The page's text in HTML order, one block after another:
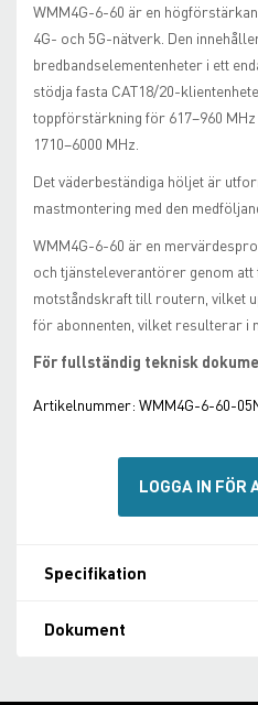
WMM4G-6-60 är en
4G- och 5G-nätverk. Den
bredbandselementenheter i ett
stödja fasta CAT18/20-
toppförstärkning för 617–960
1710–6000 MHz.
Det väderbeständiga höljet är
mastmontering med den
WMM4G-6-60 är en
och tjänsteleverantörer genom
motståndskraft till routern, vilket
för abonnenten, vilket resulterar i
För fullständig teknisk
Artikelnummer: WMM4G-6-60-
LOGGA IN FÖR
gallery
Specifikation
Dokument